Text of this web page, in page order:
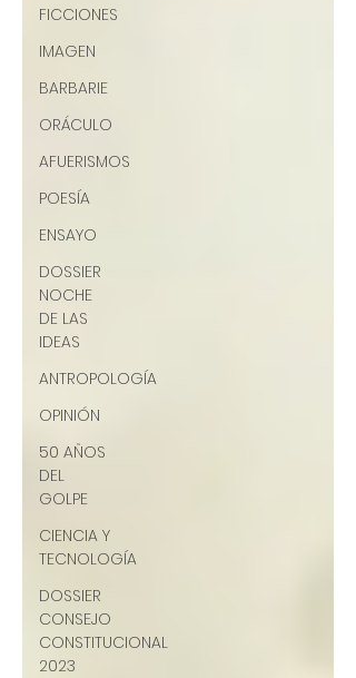
FICCIONES
IMAGEN
BARBARIE
ORÁCULO
AFUERISMOS
POESÍA
ENSAYO
DOSSIER
NOCHE
DE LAS
IDEAS
ANTROPOLOGÍA
OPINIÓN
50 AÑOS
DEL
GOLPE
CIENCIA Y
TECNOLOGÍA
DOSSIER
CONSEJO
CONSTITUCIONAL
2023